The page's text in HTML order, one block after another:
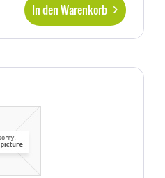
In den Warenkorb